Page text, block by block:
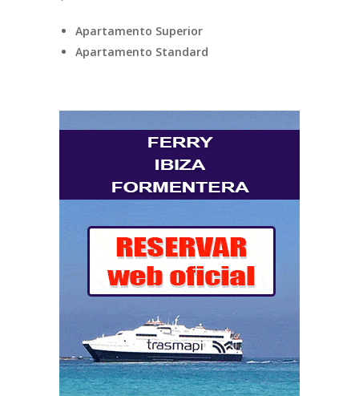
Apartamento Superior
Apartamento Standard